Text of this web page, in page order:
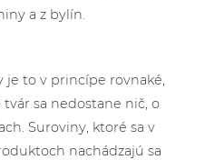
a z bylín.
je to v princípe rovnaké,
tvár sa nedostane nič, o
Suroviny, ktoré sa v
nachádzajú sa